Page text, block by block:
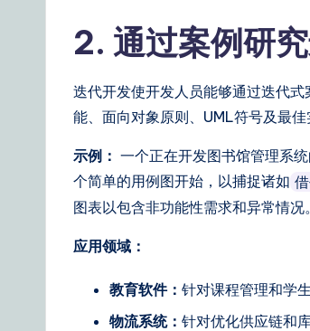
ui
2. 通过案例研
迭代开发使开发人员能够通过迭代
能、面向对象原则、UML符号及最
示例： 一个正在开发图书馆管理系
个简单的用例图开始，以捕捉诸如
图表以包含非功能性需求和异常情况。
应用领域：
教育软件： 针对课程管理和学
物流系统： 针对优化供应链和